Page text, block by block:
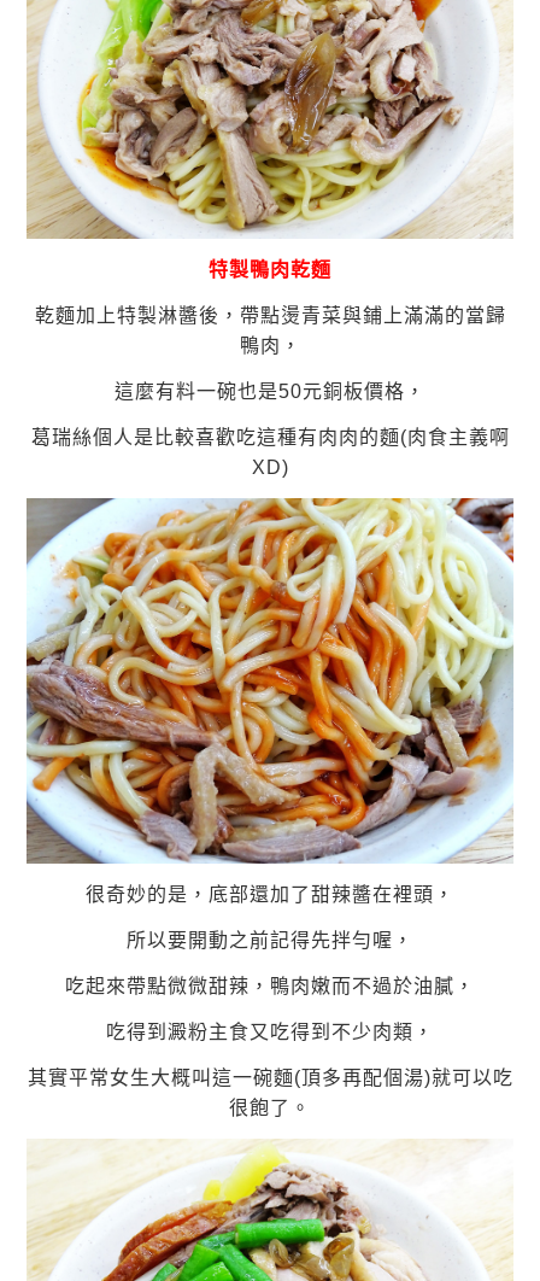
特製鴨肉乾麵
乾麵加上特製淋醬後，帶點燙青菜與鋪上滿滿的當歸
鴨肉，
這麼有料一碗也是50元銅板價格，
葛瑞絲個人是比較喜歡吃這種有肉肉的麵(肉食主義啊
XD)
很奇妙的是，底部還加了甜辣醬在裡頭，
所以要開動之前記得先拌勻喔，
吃起來帶點微微甜辣，鴨肉嫩而不過於油膩，
吃得到澱粉主食又吃得到不少肉類，
其實平常女生大概叫這一碗麵(頂多再配個湯)就可以吃
很飽了。